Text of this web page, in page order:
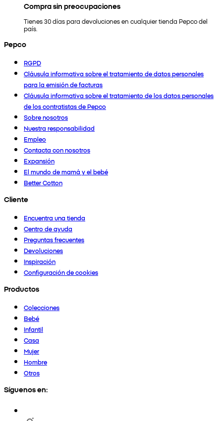
Compra sin preocupaciones
Tienes 30 días para devoluciones en cualquier tienda Pepco del
país.
Pepco
RGPD
Cláusula informativa sobre el tratamiento de datos personales
para la emisión de facturas
Cláusula informativa sobre el tratamiento de los datos personales
de los contratistas de Pepco
Sobre nosotros
Nuestra responsabilidad
Empleo
Contacta con nosotros
Expansión
El mundo de mamá y el bebé
Better Cotton
Cliente
Encuentra una tienda
Centro de ayuda
Preguntas frecuentes
Devoluciones
Inspiración
Configuración de cookies
Productos
Colecciones
Bebé
Infantil
Casa
Mujer
Hombre
Otros
Síguenos en: